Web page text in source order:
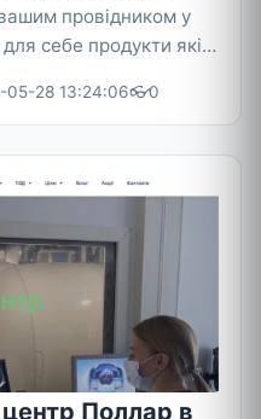
провідником у
себе продукти які
05-28 13:24:06👓0
Поллар в